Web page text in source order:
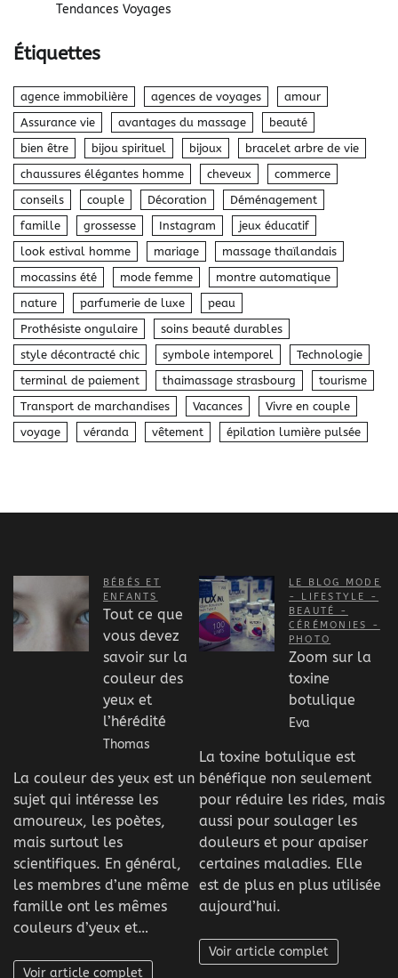
Tendances Voyages
Étiquettes
agence immobilière agences de voyages
amour
Assurance vie
avantages du massage
beauté
bien être
bijou spirituel bijoux
bracelet arbre de vie
chaussures élégantes homme
cheveux
commerce
conseils
couple Décoration
Déménagement
famille
grossesse Instagram
jeux éducatif
look estival homme
mariage
massage thaïlandais
mocassins été
mode femme
montre automatique
nature
parfumerie de luxe
peau
Prothésiste ongulaire
soins beauté durables
style décontracté chic
symbole intemporel
Technologie
terminal de paiement
thaimassage strasbourg
tourisme
Transport de marchandises
Vacances
Vivre en couple
voyage
véranda vêtement épilation lumière pulsée
BÉBÉS ET
ENFANTS
Tout ce que
vous devez
savoir sur la
couleur des
yeux et
l’hérédité
Thomas
La couleur des yeux est un
sujet qui intéresse les
amoureux, les poètes,
mais surtout les
scientifiques. En général,
les membres d’une même
famille ont les mêmes
couleurs d’yeux et…
Voir article complet
LE BLOG MODE
- LIFESTYLE -
BEAUTÉ -
CÉRÉMONIES -
PHOTO
Zoom sur la
toxine
botulique
Eva
La toxine botulique est
bénéfique non seulement
pour réduire les rides, mais
aussi pour soulager les
douleurs et pour apaiser
certaines maladies. Elle
est de plus en plus utilisée
aujourd’hui.
Voir article complet